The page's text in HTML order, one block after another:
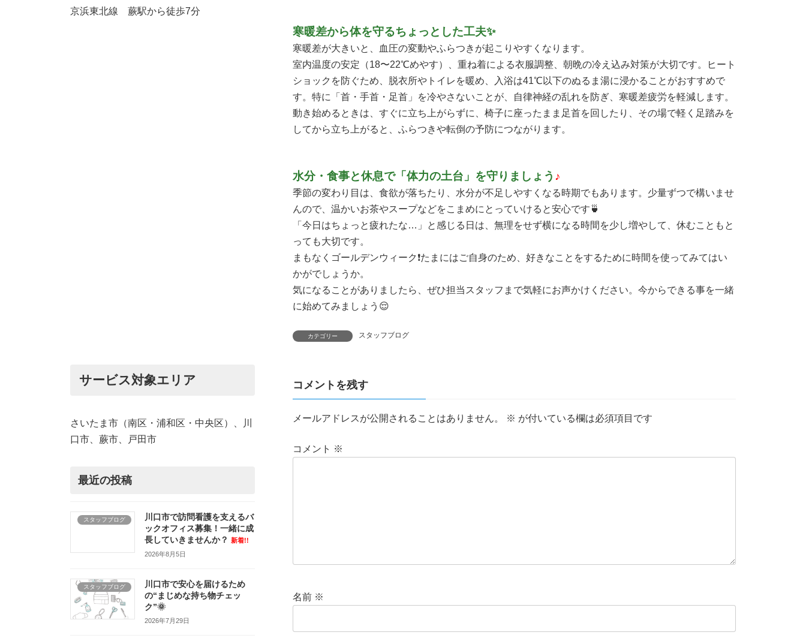
寒暖差から体を守るちょっとした工夫✨
寒暖差が大きいと、血圧の変動やふらつきが起こりやすくなります。
室内温度の安定（18〜22℃めやす）、重ね着による衣服調整、朝晩の冷え込み対策が大切です。ヒート
ショックを防ぐため、脱衣所やトイレを暖め、入浴は41℃以下のぬるま湯に浸かることがおすすめで
す。特に「首・手首・足首」を冷やさないことが、自律神経の乱れを防ぎ、寒暖差疲労を軽減します。
動き始めるときは、すぐに立ち上がらずに、椅子に座ったまま足首を回したり、その場で軽く足踏みを
してから立ち上がると、ふらつきや転倒の予防につながります。
水分・食事と休息で「体力の土台」を守りましょう ♪
季節の変わり目は、食欲が落ちたり、水分が不足しやすくなる時期でもあります。少量ずつで構いませ
んので、温かいお茶やスープなどをこまめにとっていけると安心です🍵
「今日はちょっと疲れたな…」と感じる日は、無理をせず横になる時間を少し増やして、休むこともと
っても大切です。
まもなくゴールデンウィーク❗️たまにはご自身のため、 好きなことをするために時間を使ってみてはい
かがでしょうか。
気になることがありましたら、ぜひ担当スタッフまで気軽にお声かけください。今からできる事を一緒
に始めてみましょう😌
カテゴリー スタッフブログ
コメントを残す
メールアドレスが公開されることはありません。 ※ が付いている欄は必須項目です
コメント ※
名前 ※
京浜東北線 蕨駅から徒歩7分
サービス対象エリア
さいたま市（南区・浦和区・中央区）、川
口市、蕨市、戸田市
最近の投稿
スタッフブログ
川口市で訪問看護を支えるバ
ックオフィス募集！一緒に成
長していきませんか？ 新着!!
2026年8月5日
スタッフブログ
川口市で安心を届けるため
の“まじめな持ち物チェッ
ク”🌞
2026年7月29日